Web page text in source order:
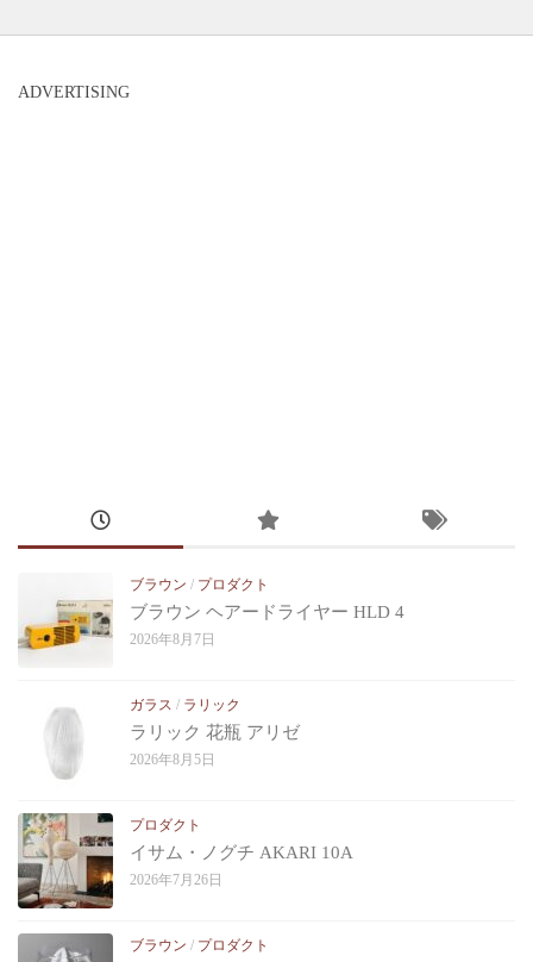
ADVERTISING
ブラウン / プロダクト
ブラウン ヘアードライヤー HLD 4
2026年8月7日
ガラス / ラリック
ラリック 花瓶 アリゼ
2026年8月5日
プロダクト
イサム・ノグチ AKARI 10A
2026年7月26日
ブラウン / プロダクト